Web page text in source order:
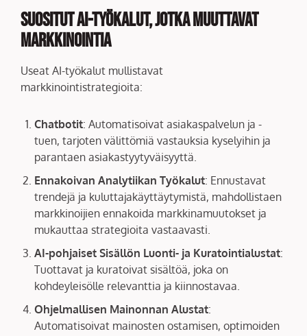
Suositut AI-työkalut, Jotka Muuttavat
Markkinointia
Useat AI-työkalut mullistavat
markkinointistrategioita:
Chatbotit: Automatisoivat asiakaspalvelun ja -
tuen, tarjoten välittömiä vastauksia kyselyihin ja
parantaen asiakastyytyväisyyttä.
Ennakoivan Analytiikan Työkalut: Ennustavat
trendejä ja kuluttajakäyttäytymistä, mahdollistaen
markkinoijien ennakoida markkinamuutokset ja
mukauttaa strategioita vastaavasti.
AI-pohjaiset Sisällön Luonti- ja Kuratointialustat:
Tuottavat ja kuratoivat sisältöä, joka on
kohdeyleisölle relevanttia ja kiinnostavaa.
Ohjelmallisen Mainonnan Alustat:
Automatisoivat mainosten ostamisen, optimoiden